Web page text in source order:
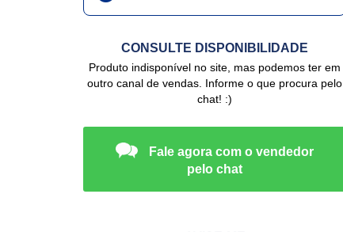
CONSULTE DISPONIBILIDADE
Produto indisponível no site, mas podemos ter em
outro canal de vendas. Informe o que procura pelo
chat! :)